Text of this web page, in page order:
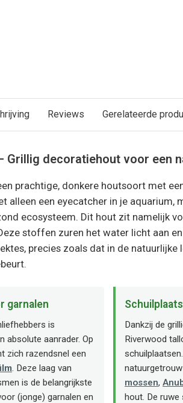
Reviews Gerelateerde
Grillig decoratiehout voor een
prachtige, donkere houtsoort met
alleen een eyecatcher in je aquarium,
ecosysteem. Dit hout zit namelijk
stoffen zuren het water licht aan
precies zoals dat in de natuurlijke
garnalen
is
absolute aanrader. Op
zich razendsnel een
. Deze laag van
is de belangrijkste
(jonge) garnalen en
Dankzij de
Riverwood
mossen,
hout. De ruwe